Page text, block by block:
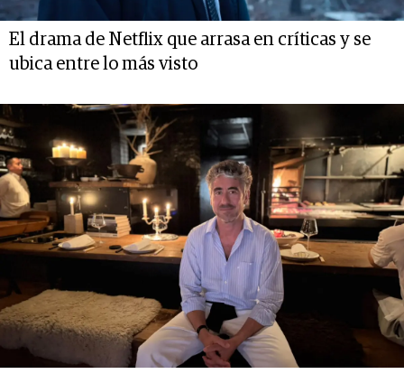
El drama de Netflix que arrasa en críticas y se
ubica entre lo más visto